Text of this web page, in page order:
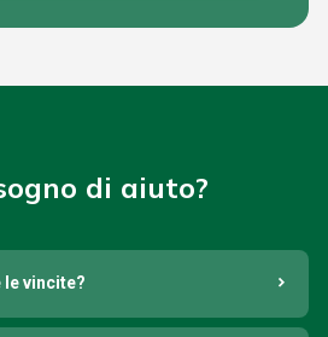
di aiuto?
le vincite?